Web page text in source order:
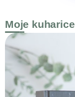
Moje kuharice